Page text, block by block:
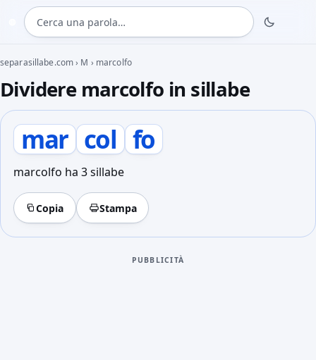
Cerca una parola
separasillabe.com› M › marcolfo
Dividere marcolfo in sillabe
mar col fo
marcolfo ha 3 sillabe
Copia Stampa
PUBBLICITÀ